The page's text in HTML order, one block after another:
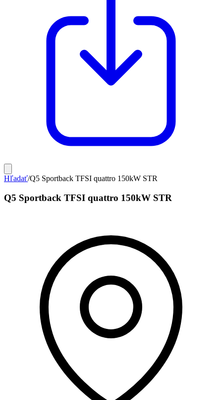
Hľadať/Q5 Sportback TFSI quattro 150kW STR
Q5 Sportback TFSI quattro 150kW STR